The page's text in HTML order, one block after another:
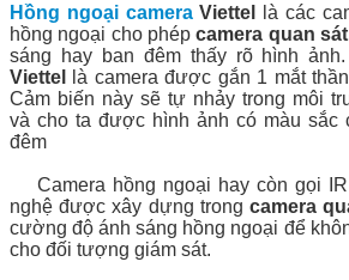
Hồng ngoại cameraViettel
là các
hồng ngoại cho phépcamera quan sát
sáng hay ban đêm thấy rõ hình
Viettel
là camera được gắn 1 mắt
Cảm biến này sẽ tự nhảy trong môi
và cho ta được hình ảnh có màu sắc
đêm
Camera hồng ngoại hay còn gọi IR
nghệ được xây dựng trong camera
cường độ ánh sáng hồng ngoại để
cho đối tượng giám sát.